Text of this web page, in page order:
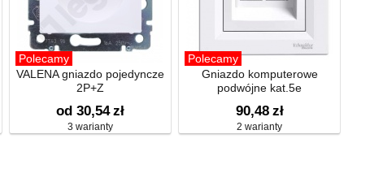
Polecamy
VALENA gniazdo pojedyncze
2P+Z
od 30,54 zł
3 warianty
Polecamy
Gniazdo komputerowe
podwójne kat.5e
90,48 zł
2 warianty